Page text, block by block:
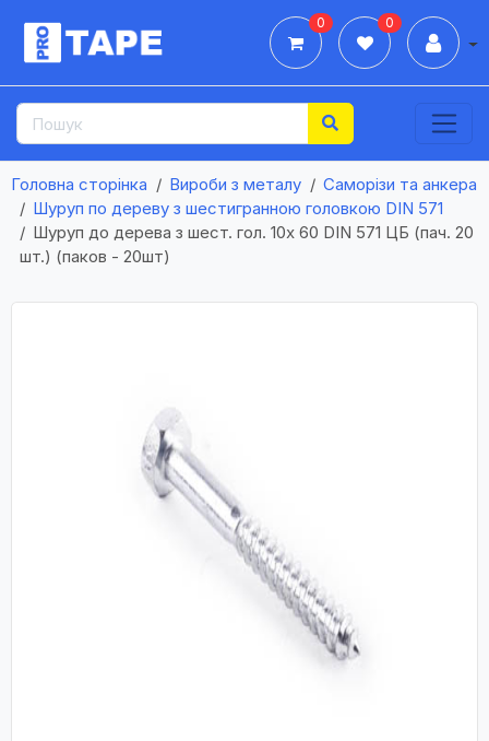
0 0
Головна сторінка Вироби з металу
Саморізи та анкера
Шуруп по дереву з шестигранною головкою DIN 571
Шуруп до дерева з шест. гол. 10х 60 DIN 571 ЦБ (пач. 20
шт.) (паков - 20шт)